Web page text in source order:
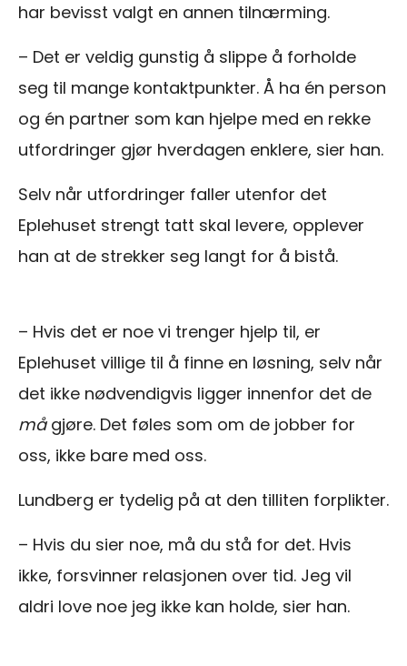
har bevisst valgt en annen tilnærming.
– Det er veldig gunstig å slippe å forholde
seg til mange kontaktpunkter. Å ha én person
og én partner som kan hjelpe med en rekke
utfordringer gjør hverdagen enklere, sier han.
Selv når utfordringer faller utenfor det
Eplehuset strengt tatt skal levere, opplever
han at de strekker seg langt for å bistå.
– Hvis det er noe vi trenger hjelp til, er
Eplehuset villige til å finne en løsning, selv når
det ikke nødvendigvis ligger innenfor det de
mågjøre. Det føles som om de jobber for
oss, ikke bare med oss.
Lundberg er tydelig på at den tilliten forplikter.
– Hvis du sier noe, må du stå for det. Hvis
ikke, forsvinner relasjonen over tid. Jeg vil
aldri love noe jeg ikke kan holde, sier han.